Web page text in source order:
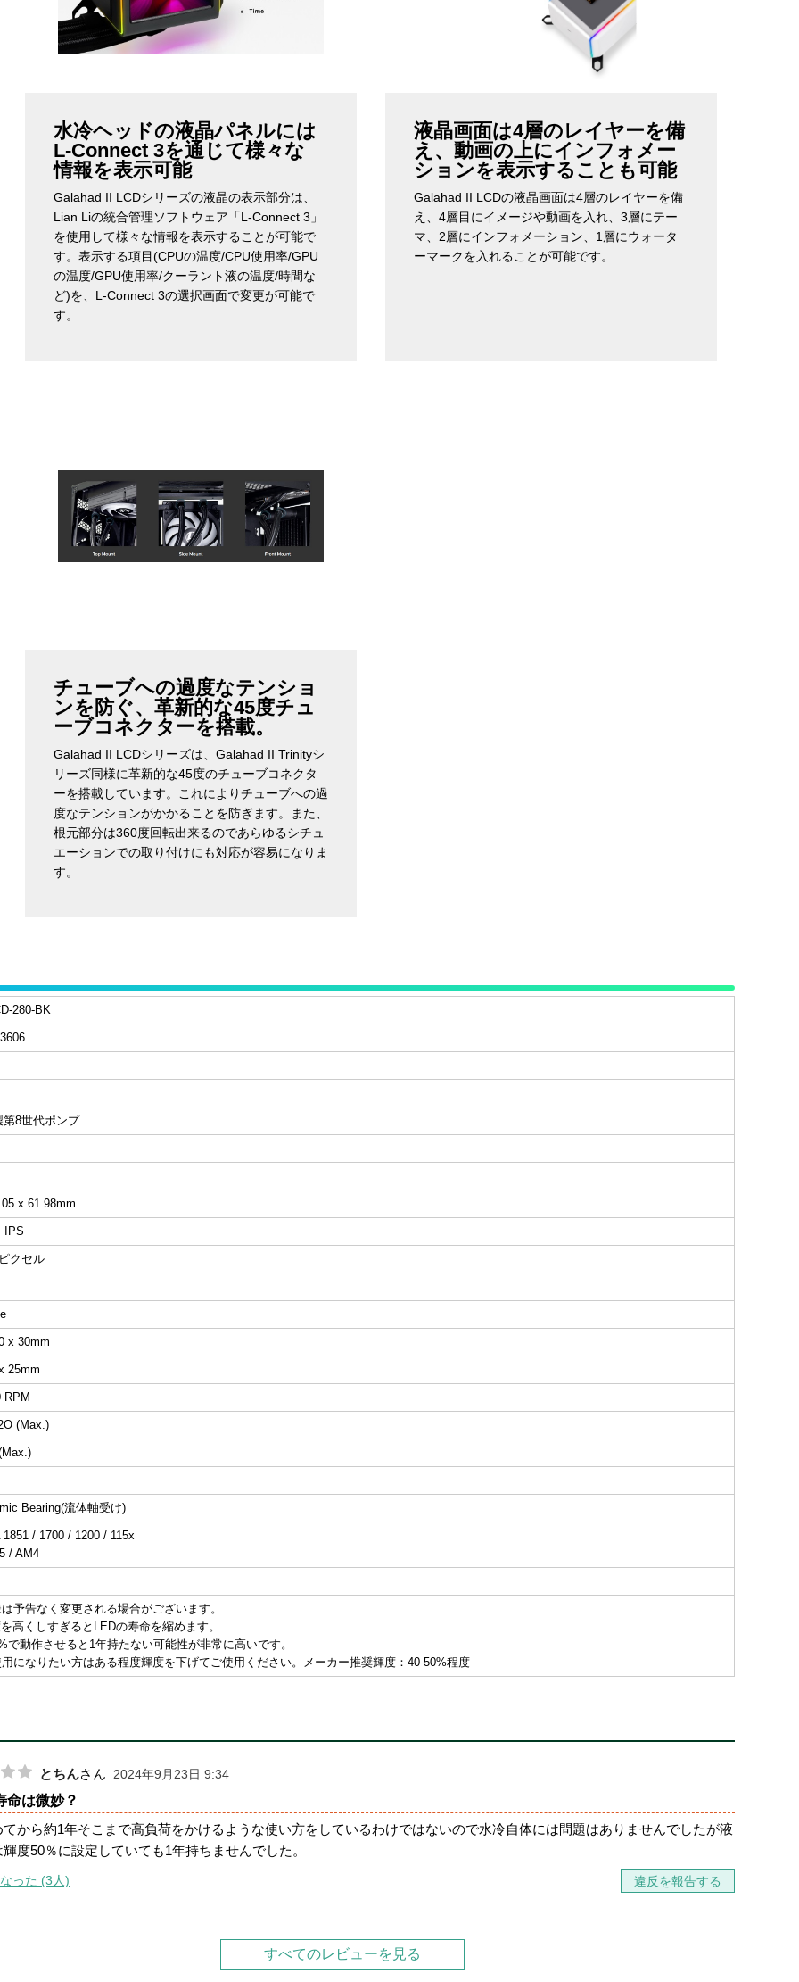
水冷ヘッドの液晶パネルには
L-Connect 3を通じて様々な
情報を表示可能
Galahad II LCDシリーズの液晶の表示部分は、
Lian Liの統合管理ソフトウェア「L-Connect 3」
を使用して様々な情報を表示することが可能で
す。表示する項目(CPUの温度/CPU使用率/GPU
の温度/GPU使用率/クーラント液の温度/時間な
ど)を、L-Connect 3の選択画面で変更が可能で
す。
液晶画面は4層のレイヤーを備
え、動画の上にインフォメー
ションを表示することも可能
Galahad II LCDの液晶画面は4層のレイヤーを備
え、4層目にイメージや動画を入れ、3層にテー
マ、2層にインフォメーション、1層にウォータ
ーマークを入れることが可能です。
チューブへの過度なテンショ
ンを防ぐ、革新的な45度チュ
ーブコネクターを搭載。
Galahad II LCDシリーズは、Galahad II Trinityシ
リーズ同様に革新的な45度のチューブコネクタ
ーを搭載しています。これによりチューブへの過
度なテンションがかかることを防ぎます。また、
根元部分は360度回転出来るのであらゆるシチュ
エーションでの取り付けにも対応が容易になりま
す。
280-BK
8世代ポンプ
x 61.98mm
IPS
クセル
x 30mm
25mm
RPM
(Max.)
Bearing(流体軸受け)
/ 1700 / 1200 / 115x
/ AM4
予告なく変更される場合がございます。
高くしすぎるとLEDの寿命を縮めます。
で動作させると1年持たない可能性が非常に高いです。
になりたい方はある程度輝度を下げてご使用ください。メーカー推奨輝度：40-50%程度
とちんさん 2024年9月23日 9:34
命は微妙？
てから約1年そこまで高負荷をかけるような使い方をしているわけではないので水冷自体には問題はありませんでしたが液
度50％に設定していても1年持ちませんでした。
った (3人) 違反を報告する
すべてのレビューを見る